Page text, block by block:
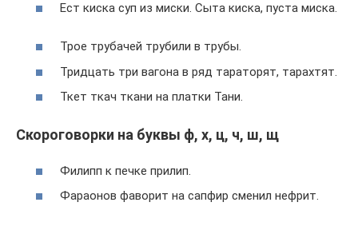
Ест киска суп из миски. Сыта киска, пуста миска.
Трое трубачей трубили в трубы.
Тридцать три вагона в ряд тараторят, тарахтят.
Ткет ткач ткани на платки Тани.
Скороговорки на буквы ф, х, ц, ч, ш, щ
Филипп к печке прилип.
Фараонов фаворит на сапфир сменил нефрит.